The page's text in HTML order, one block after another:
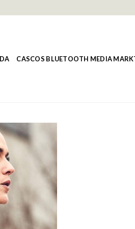
CASCOS BLUETOOTH MEDIA